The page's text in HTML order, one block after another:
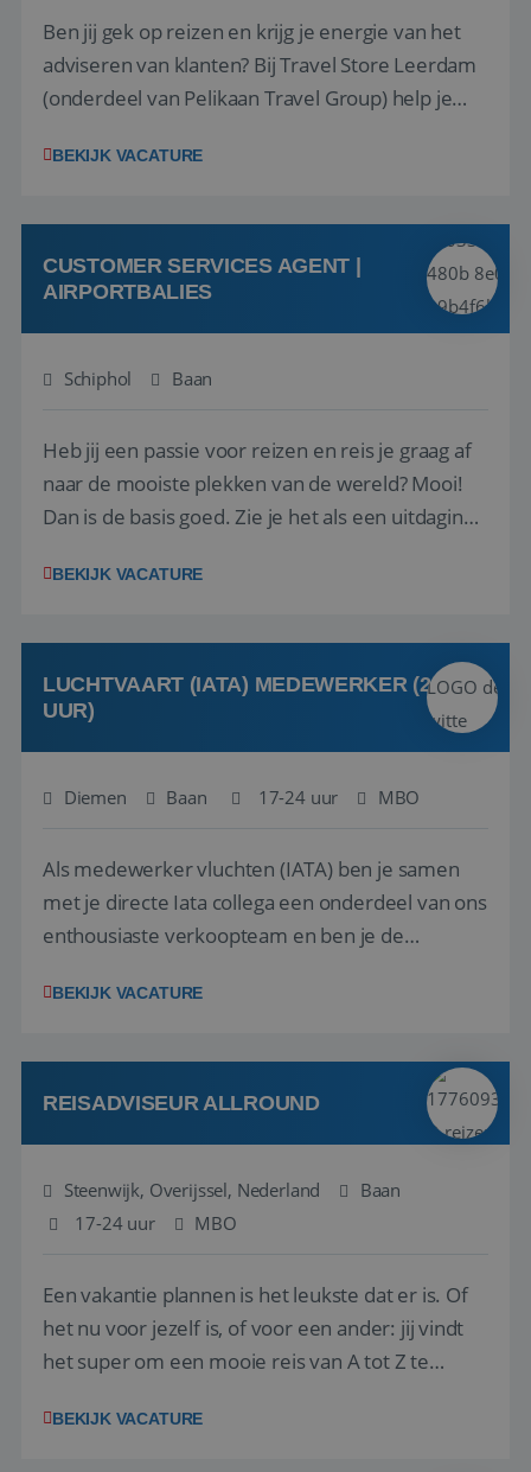
Ben jij gek op reizen en krijg je energie van het
adviseren van klanten? Bij Travel Store Leerdam
(onderdeel van Pelikaan Travel Group) help je
vinden. Samen maken we van elke reis een
hebt in de reisbranche of j...
BEKIJK VACATURE
CUSTOMER SERVICES AGENT |
AIRPORTBALIES
Schiphol Baan
Heb jij een passie voor reizen en reis je graag af
naar de mooiste plekken van de wereld? Mooi!
Dan is de basis goed. Zie je het als een uitdaging
het samenstellen en boeken van de perfecte
deze onderdelen zijn nu samen gevoegd...
BEKIJK VACATURE
LUCHTVAART (IATA) MEDEWERKER (24-32
UUR)
Diemen Baan 17-24 uur MBO
Als medewerker vluchten (IATA) ben je samen
met je directe Iata collega een onderdeel van ons
enthousiaste verkoopteam en ben je de
en tarieven waar je collega’s niet uitkomen.
kwaliteitsbewaking van alles wat met IATA te m...
BEKIJK VACATURE
REISADVISEUR ALLROUND
Steenwijk, Overijssel, Nederland
Baan
17-24 uur
MBO
Een vakantie plannen is het leukste dat er is. Of
het nu voor jezelf is, of voor een ander: jij vindt
het super om een mooie reis van A tot Z te
vakantiegangers de meest prachtige plekjes op
BEKIJK VACATURE